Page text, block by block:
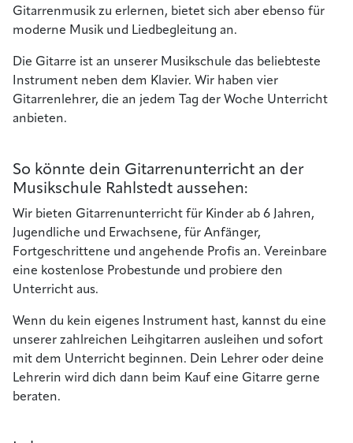
Gitarrenmusik zu erlernen, bietet sich aber ebenso für
moderne Musik und Liedbegleitung an.
Die Gitarre ist an unserer Musikschule das beliebteste
Instrument neben dem Klavier. Wir haben vier
Gitarrenlehrer, die an jedem Tag der Woche Unterricht
anbieten.
So könnte dein Gitarrenunterricht an der
Musikschule Rahlstedt aussehen:
Wir bieten Gitarrenunterricht für Kinder ab 6 Jahren,
Jugendliche und Erwachsene, für Anfänger,
Fortgeschrittene und angehende Profis an. Vereinbare
eine kostenlose Probestunde und probiere den
Unterricht aus.
Wenn du kein eigenes Instrument hast, kannst du eine
unserer zahlreichen Leihgitarren ausleihen und sofort
mit dem Unterricht beginnen. Dein Lehrer oder deine
Lehrerin wird dich dann beim Kauf eine Gitarre gerne
beraten.